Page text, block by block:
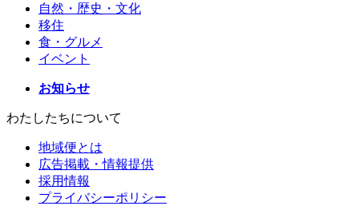
自然・歴史・文化
移住
食・グルメ
イベント
お知らせ
わたしたちについて
地域便とは
広告掲載・情報提供
採用情報
プライバシーポリシー